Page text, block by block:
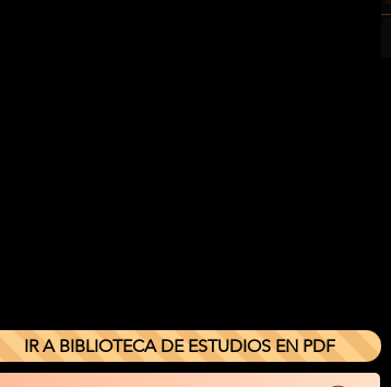
IR A BIBLIOTECA DE ESTUDIOS EN PDF